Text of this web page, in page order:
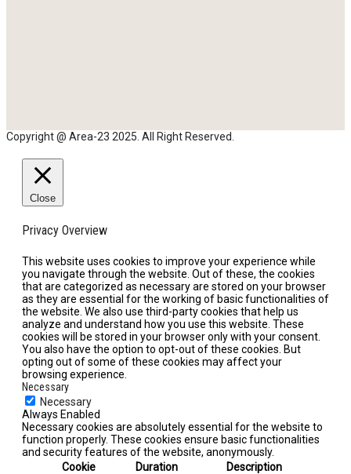
Copyright @ Area-23 2025. All Right Reserved.
Close
Privacy Overview
This website uses cookies to improve your experience while
you navigate through the website. Out of these, the cookies
that are categorized as necessary are stored on your browser
as they are essential for the working of basic functionalities of
the website. We also use third-party cookies that help us
analyze and understand how you use this website. These
cookies will be stored in your browser only with your consent.
You also have the option to opt-out of these cookies. But
opting out of some of these cookies may affect your
browsing experience.
Necessary
Necessary
Always Enabled
Necessary cookies are absolutely essential for the website to
function properly. These cookies ensure basic functionalities
and security features of the website, anonymously.
Cookie
Duration Description